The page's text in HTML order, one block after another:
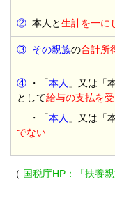
② 本人と生計を一に
③ その親族の合計所
④ ・「本人 」又は「
として給与の支払を
・「本人 」又は「
でない
（ 国税庁HP：「扶養親